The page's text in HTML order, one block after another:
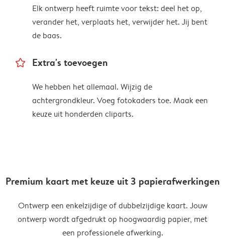
Elk ontwerp heeft ruimte voor tekst: deel het op,
verander het, verplaats het, verwijder het. Jij bent
de baas.
star_outline Extra's toevoegen
We hebben het allemaal. Wijzig de
achtergrondkleur. Voeg fotokaders toe. Maak een
keuze uit honderden cliparts.
Premium kaart met keuze uit 3 papierafwerkingen
Ontwerp een enkelzijdige of dubbelzijdige kaart. Jouw
ontwerp wordt afgedrukt op hoogwaardig papier, met
een professionele afwerking.